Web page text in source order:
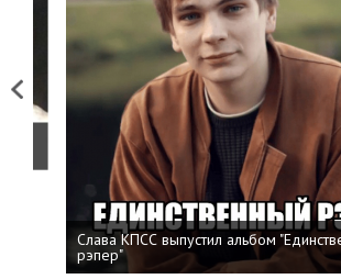
Previous
Слава КПСС выпустил альбом
рэпер"